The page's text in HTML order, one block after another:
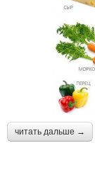
читать дальше →